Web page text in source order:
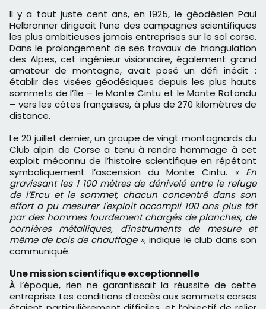
Il y a tout juste cent ans, en 1925, le géodésien Paul
Helbronner dirigeait l’une des campagnes scientifiques
les plus ambitieuses jamais entreprises sur le sol corse.
Dans le prolongement de ses travaux de triangulation
des Alpes, cet ingénieur visionnaire, également grand
amateur de montagne, avait posé un défi inédit :
établir des visées géodésiques depuis les plus hauts
sommets de l’île – le Monte Cintu et le Monte Rotondu
– vers les côtes françaises, à plus de 270 kilomètres de
distance.
Le 20 juillet dernier, un groupe de vingt montagnards du
Club alpin de Corse a tenu à rendre hommage à cet
exploit méconnu de l’histoire scientifique en répétant
symboliquement l’ascension du Monte Cintu. « En
gravissant les 1 100 mètres de dénivelé entre le refuge
de l’Ercu et le sommet, chacun concentré dans son
effort a pu mesurer l'exploit accompli 100 ans plus tôt
par des hommes lourdement chargés de planches, de
cornières métalliques, d'instruments de mesure et
même de bois de chauffage », indique le club dans son
communiqué.
Une mission scientifique exceptionnelle
À l’époque, rien ne garantissait la réussite de cette
entreprise. Les conditions d’accès aux sommets corses